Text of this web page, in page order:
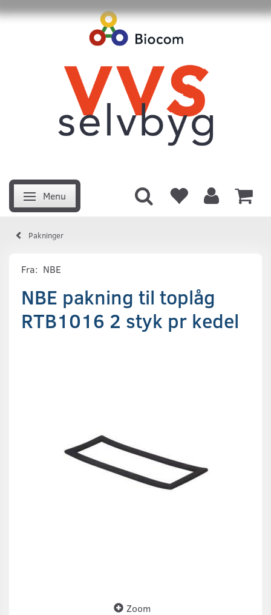
Skifte navigation
Menu
Pakninger
Fra: NBE
NBE pakning til toplåg
RTB1016 2 styk pr kedel
Zoom